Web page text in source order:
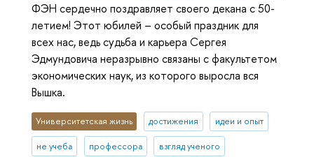
ФЭН сердечно поздравляет своего декана с 50-
летием! Этот юбилей – особый праздник для
всех нас, ведь судьба и карьера Сергея
Эдмундовича неразрывно связаны с факультетом
экономических наук, из которого выросла вся
Вышка.
Университетская жизнь достижения идеи и опыт
не учеба профессора взгляд ученого